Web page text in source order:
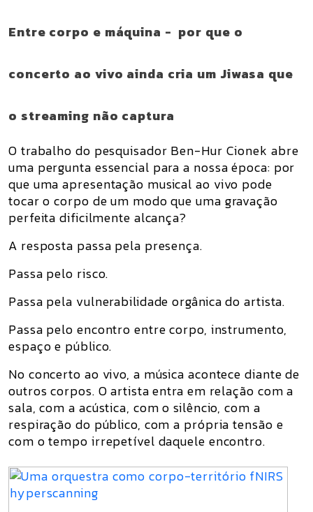
Entre corpo e máquina - por que o
concerto ao vivo ainda cria um Jiwasa que
o streaming não captura
O trabalho do pesquisador Ben-Hur Cionek abre
uma pergunta essencial para a nossa época: por
que uma apresentação musical ao vivo pode
tocar o corpo de um modo que uma gravação
perfeita dificilmente alcança?
A resposta passa pela presença.
Passa pelo risco.
Passa pela vulnerabilidade orgânica do artista.
Passa pelo encontro entre corpo, instrumento,
espaço e público.
No concerto ao vivo, a música acontece diante de
outros corpos. O artista entra em relação com a
sala, com a acústica, com o silêncio, com a
respiração do público, com a própria tensão e
com o tempo irrepetível daquele encontro.